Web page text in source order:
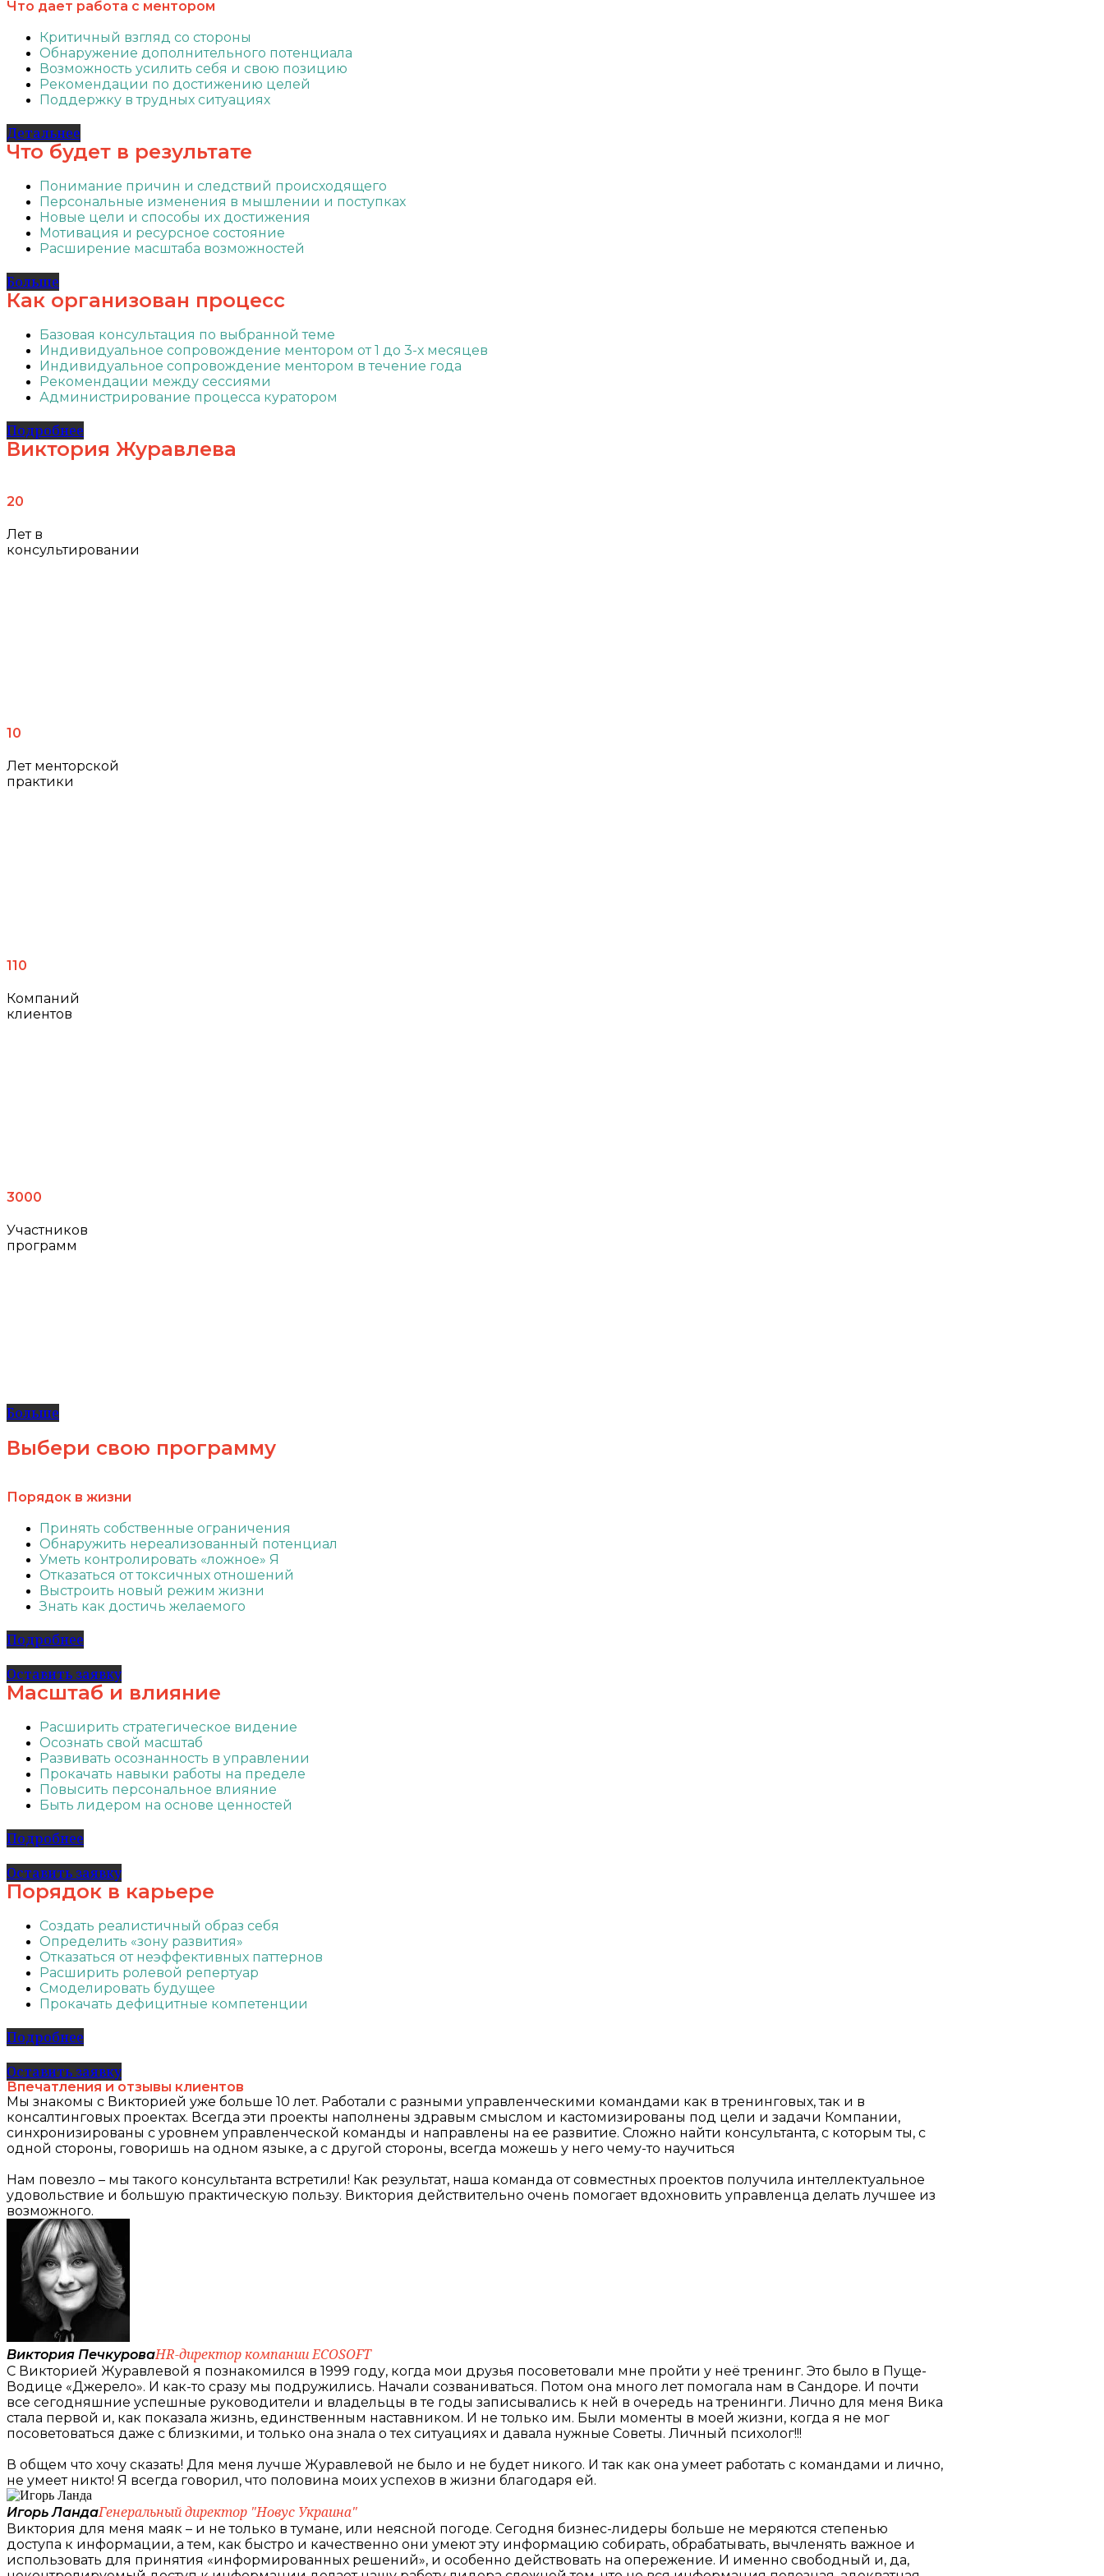
Что дает работа с ментором
Критичный взгляд со стороны
Обнаружение дополнительного потенциала
Возможность усилить себя и свою позицию
Рекомендации по достижению целей
Поддержку в трудных ситуациях
Детальнее
Что будет в результате
Понимание причин и следствий происходящего
Персональные изменения в мышлении и поступках
Новые цели и способы их достижения
Мотивация и ресурсное состояние
Расширение масштаба возможностей
Больше
Как организован процесс
Базовая консультация по выбранной теме
Индивидуальное сопровождение ментором от 1 до 3-х месяцев
Индивидуальное сопровождение ментором в течение года
Рекомендации между сессиями
Администрирование процесса куратором
Подробнее
Виктория Журавлева
20
Лет в
консультировании
10
Лет менторской
практики
110
Компаний
клиентов
3000
Участников
программ
Больше
Выбери свою программу
Порядок в жизни
Принять собственные ограничения
Обнаружить нереализованный потенциал
Уметь контролировать «ложное» Я
Отказаться от токсичных отношений
Выстроить новый режим жизни
Знать как достичь желаемого
Подробнее
Оставить заявку
Масштаб и влияние
Расширить стратегическое видение
Осознать свой масштаб
Развивать осознанность в управлении
Прокачать навыки работы на пределе
Повысить персональное влияние
Быть лидером на основе ценностей
Подробнее
Оставить заявку
Порядок в карьере
Создать реалистичный образ себя
Определить «зону развития»
Отказаться от неэффективных паттернов
Расширить ролевой репертуар
Смоделировать будущее
Прокачать дефицитные компетенции
Подробнее
Оставить заявку
Впечатления и отзывы клиентов
Мы знакомы с Викторией уже больше 10 лет. Работали с разными управленческими командами как в тренинговых, так и в
консалтинговых проектах. Всегда эти проекты наполнены здравым смыслом и кастомизированы под цели и задачи Компании,
синхронизированы с уровнем управленческой команды и направлены на ее развитие. Сложно найти консультанта, с которым ты, с
одной стороны, говоришь на одном языке, а с другой стороны, всегда можешь у него чему-то научиться
Нам повезло – мы такого консультанта встретили! Как результат, наша команда от совместных проектов получила интеллектуальное
удовольствие и большую практическую пользу. Виктория действительно очень помогает вдохновить управленца делать лучшее из
возможного.
Виктория ПечкуроваHR-директор компании ECOSOFT
С Викторией Журавлевой я познакомился в 1999 году, когда мои друзья посоветовали мне пройти у неё тренинг. Это было в Пуще-
Водице «Джерело». И как-то сразу мы подружились. Начали созваниваться. Потом она много лет помогала нам в Сандоре. И почти
все сегодняшние успешные руководители и владельцы в те годы записывались к ней в очередь на тренинги. Лично для меня Вика
стала первой и, как показала жизнь, единственным наставником. И не только им. Были моменты в моей жизни, когда я не мог
посоветоваться даже с близкими, и только она знала о тех ситуациях и давала нужные Советы. Личный психолог!!!
В общем что хочу сказать! Для меня лучше Журавлевой не было и не будет никого. И так как она умеет работать с командами и лично,
не умеет никто! Я всегда говорил, что половина моих успехов в жизни благодаря ей.
Игорь ЛандаГенеральный директор "Новус Украина"
Виктория для меня маяк – и не только в тумане, или неясной погоде. Сегодня бизнес-лидеры больше не меряются степенью
доступа к информации, а тем, как быстро и качественно они умеют эту информацию собирать, обрабатывать, вычленять важное и
использовать для принятия «информированных решений», и особенно действовать на опережение. И именно свободный и, да,